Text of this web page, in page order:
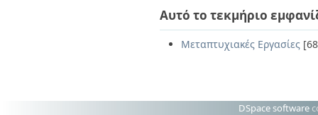
Αυτό το τεκμήριο
Μεταπτυχιακές Εργασίες
DSpace software